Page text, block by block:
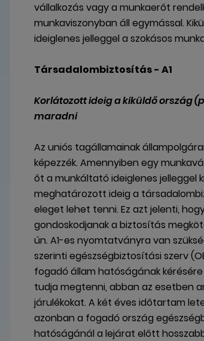
vállalkozás vagy a munkaerőt
munkaviszonyban áll egymással.
ideiglenes jelleggel a szokásos
Társadalombiztosítás - A1
Korlátozott ideig a kiküldő ország
maradni
Az uniós tagállamainak
képezzék. Amennyiben egy
őt a munkáltató ideiglenes jelleggel
meghatározott ideig a
eleget lehet tenni. Ez azt jelenti,
gondoskodjanak a biztosítás
ún. A1-es nyomtatványra van
szerinti egészségbiztosítási szerv
fogadó állam hatóságának
tudja megtenni, abban az esetben
járulékokat. A két éves időtartam
azonban a fogadó ország
hatóságánál a lejárat előtt